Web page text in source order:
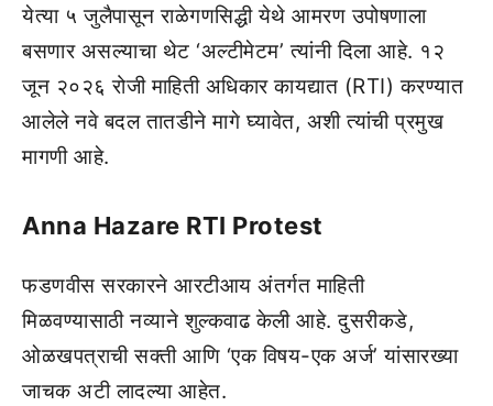
येत्या ५ जुलैपासून राळेगणसिद्धी येथे आमरण उपोषणाला
बसणार असल्याचा थेट ‘अल्टीमेटम’ त्यांनी दिला आहे. १२
जून २०२६ रोजी माहिती अधिकार कायद्यात (RTI) करण्यात
आलेले नवे बदल तातडीने मागे घ्यावेत, अशी त्यांची प्रमुख
मागणी आहे.
Anna Hazare RTI Protest
फडणवीस सरकारने आरटीआय अंतर्गत माहिती
मिळवण्यासाठी नव्याने शुल्कवाढ केली आहे. दुसरीकडे,
ओळखपत्राची सक्ती आणि ‘एक विषय-एक अर्ज’ यांसारख्या
जाचक अटी लादल्या आहेत.